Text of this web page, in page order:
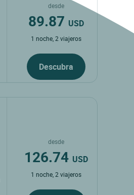
desde
89.87 USD
1 noche, 2 viajeros
Descubra
desde
126.74 USD
1 noche, 2 viajeros